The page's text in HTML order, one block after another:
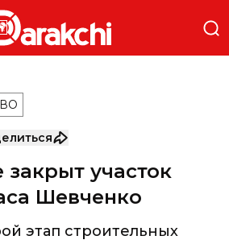
закрыт участок
Шевченко
этап строительных